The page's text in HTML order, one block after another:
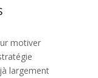
motiver
largement